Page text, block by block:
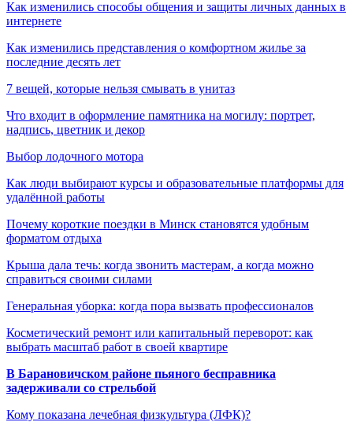
Как изменились способы общения и защиты личных данных в
интернете
Как изменились представления о комфортном жилье за
последние десять лет
7 вещей, которые нельзя смывать в унитаз
Что входит в оформление памятника на могилу: портрет,
надпись, цветник и декор
Выбор лодочного мотора
Как люди выбирают курсы и образовательные платформы для
удалённой работы
Почему короткие поездки в Минск становятся удобным
форматом отдыха
Крыша дала течь: когда звонить мастерам, а когда можно
справиться своими силами
Генеральная уборка: когда пора вызвать профессионалов
Косметический ремонт или капитальный переворот: как
выбрать масштаб работ в своей квартире
В Барановичском районе пьяного бесправника
задерживали со стрельбой
Кому показана лечебная физкультура (ЛФК)?